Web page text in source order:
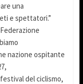
una
e spettatori.”
nazione ospitante
del ciclismo,